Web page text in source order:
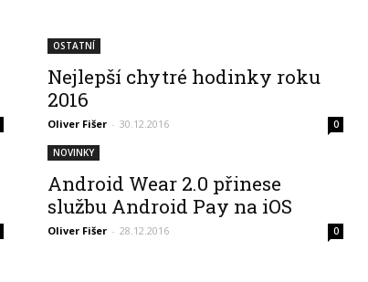
OSTATNÍ
Nejlepší chytré hodinky roku
2016
Oliver Fišer - 30.12.2016 0
NOVINKY
Android Wear 2.0 přinese
službu Android Pay na iOS
Oliver Fišer - 28.12.2016 0